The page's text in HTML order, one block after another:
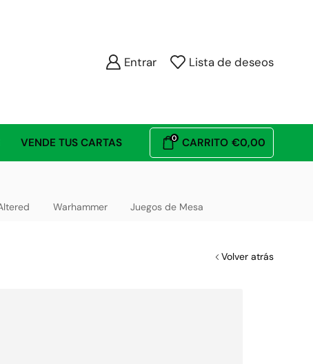
Entrar Lista de deseos
VENDE TUS CARTAS 0 CARRITO €0,00
Warhammer Juegos de Mesa
Volver atrás